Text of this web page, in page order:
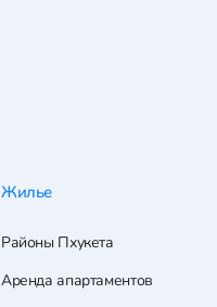
Жилье
Районы Пхукета
Аренда апартаментов